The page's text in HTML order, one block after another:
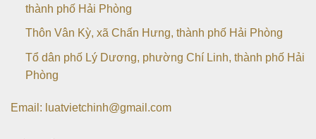
thành phố Hải Phòng
Thôn Vân Kỳ, xã Chấn Hưng, thành phố Hải Phòng
Tổ dân phố Lý Dương, phường Chí Linh, thành phố Hải
Phòng
Email: luatvietchinh@gmail.com